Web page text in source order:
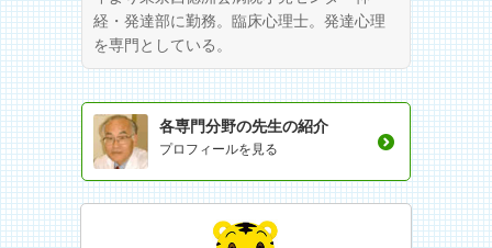
経・発達部に勤務。臨床心理士。発達心理
を専門としている。
各専門分野の先生の紹介
プロフィールを見る